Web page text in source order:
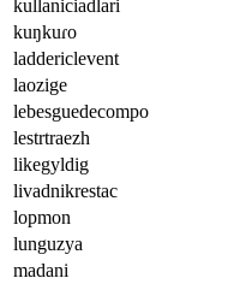
kullaniciadlari
kuŋkuɾo
laddericlevent
laozige
lebesguedecompo
lestrtraezh
likegyldig
livadnikrestac
lopmon
lunguzya
madani